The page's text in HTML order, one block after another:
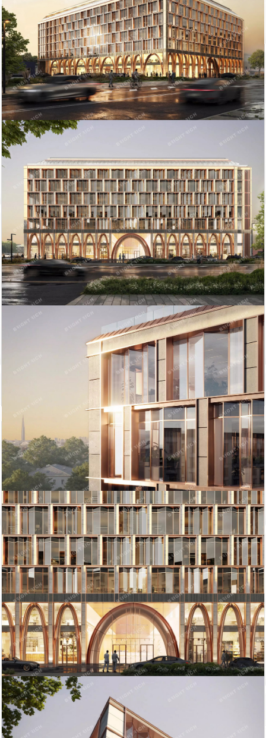
Похожие объекты в Петроградском районе
Подковырова ул.,...
Продажа офисного
помещения
185 м2
88 800
тыс. руб
г. Левашовский п...
Продажа офисного
помещения
1499.53
м2
848 390
тыс. руб
г. Левашовский п...
Продажа офисного
помещения
171.63
93 367
тыс. руб
Показать похожие на eip.ru
Статьи
Итоги бизнес-завтрака «Апартаменты – альтернатива
жилью или инвестиционный продукт?» в Петербурге
Всего на рынке Петербурга по итогам первого
полугодия 2022 года, представлены 4,6 тыс. юнитов,
из них 70% — сервисные апартаменты, 20% —
рекреационные объекты и 5% — несервисные и
элитные юниты. В предложении стали лидировать
рекреационные апартаменты.
Автор: Редактор сайта Дата: 2 сентября 2022 г.
Итоги 2019 года в сегменте складской и
индустриальной недвижимости
Эксперты Knight Frank St Petersburg подвели итоги
2019 года в сегменте складской и индустриальной
недвижимости.
Автор:Мирзакаримова Камила
Что увеличивает годовую прибыль компании на 26%?